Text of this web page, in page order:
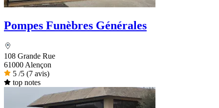
Pompes Funèbres Générales
108 Grande Rue
61000 Alençon
5 /5 (7 avis)
top notes